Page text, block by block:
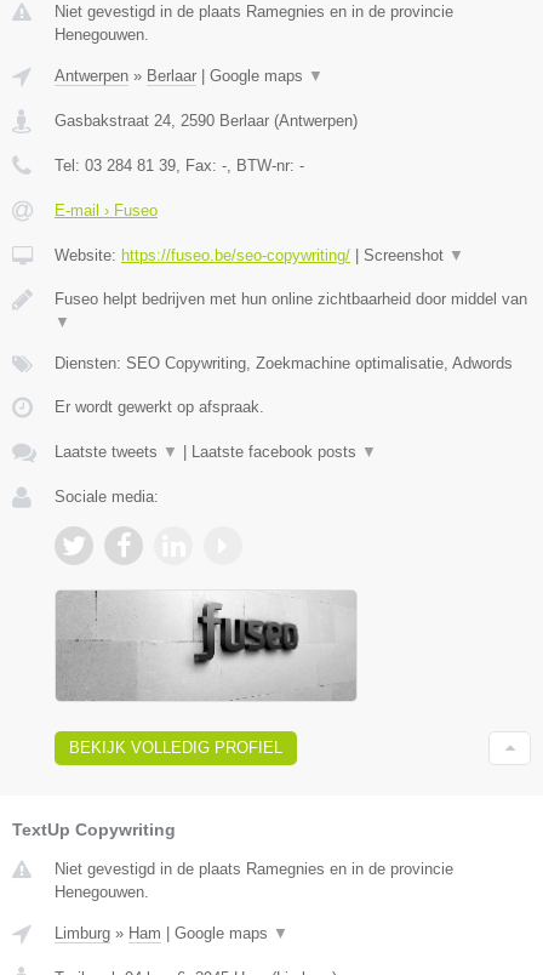
Niet gevestigd in de plaats Ramegnies en in de provincie
Henegouwen.
Antwerpen » Berlaar Google maps ▼
Gasbakstraat 24 2590 Berlaar (Antwerpen)
Tel: 03 284 81 39 , Fax: - , BTW-nr: -
E-mail › Fuseo
Website: https://fuseo.be/seo-copywriting/ Screenshot ▼
Fuseo helpt bedrijven met hun online zichtbaarheid door middel van
▼
Diensten: SEO Copywriting, Zoekmachine optimalisatie, Adwords
Er wordt gewerkt op afspraak.
Laatste tweets ▼ Laatste facebook posts ▼
Sociale media:
BEKIJK VOLLEDIG PROFIEL
TextUp Copywriting
Niet gevestigd in de plaats Ramegnies en in de provincie
Henegouwen.
Limburg » Ham Google maps ▼